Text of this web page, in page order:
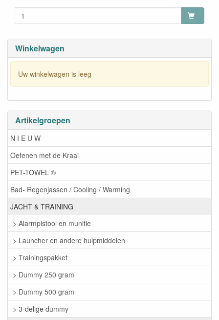
Winkelwagen
Uw winkelwagen is leeg
Artikelgroepen
N I E U W
Oefenen met de Kraai
PET-TOWEL ®
Bad- Regenjassen / Cooling / Warming
JACHT & TRAINING
> Alarmpistool en munitie
> Launcher en andere hulpmiddelen
> Trainingspakket
> Dummy 250 gram
> Dummy 500 gram
> 3-delige dummy